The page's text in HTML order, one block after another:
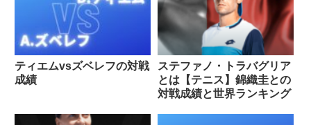
ティエムvsズベレフの対戦
成績
ステファノ・トラバグリア
とは【テニス】錦織圭との
対戦成績と世界ランキング